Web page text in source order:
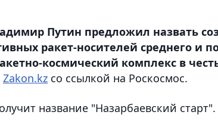
Путин предложил назвать
ракет-носителей среднего и
космический комплекс в
Zakon.kz со ссылкой на Роскосмос.
название "Назарбаевский старт".